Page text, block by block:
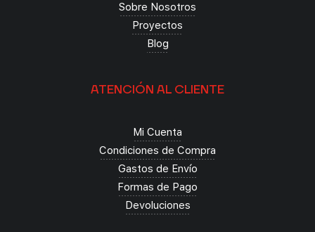
Sobre Nosotros
Proyectos
Blog
ATENCIÓN AL CLIENTE
Mi Cuenta
Condiciones de Compra
Gastos de Envío
Formas de Pago
Devoluciones